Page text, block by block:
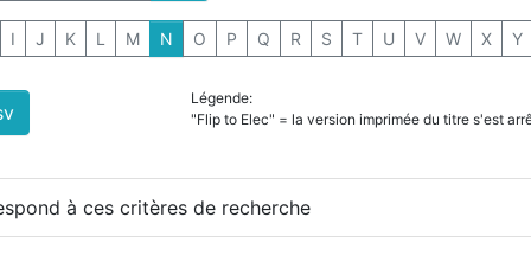
I J K L M N O P Q R S T U V W X Y
Légende:
"Flip to Elec" = la version imprimée du titre s'est
à ces critères de recherche